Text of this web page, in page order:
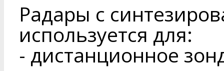
Радары с
используется для:
- дистанционное